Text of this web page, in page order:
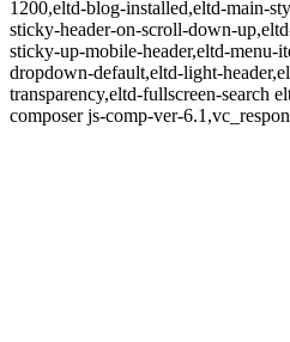
1200,eltd-blog-installed,eltd-main-
sticky-header-on-scroll-down-
sticky-up-mobile-header,eltd-menu-
dropdown-default,eltd-light-
transparency,eltd-fullscreen-search
composer js-comp-ver-